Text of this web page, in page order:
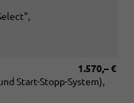
1.570,– €
Start-Stopp-System),